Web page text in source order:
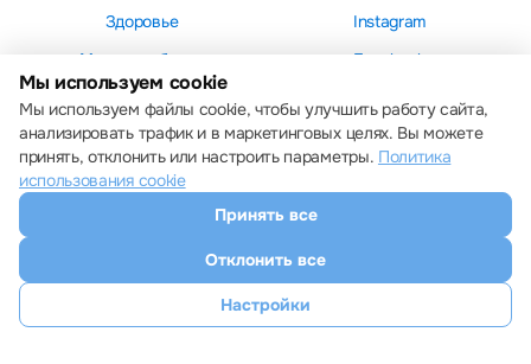
Здоровье
Мама и ребенок
Красота
Instagram
Facebook
Все права защищены © 2013 – 2026 Farmacie.md
Скачайте наше приложение
Настройки cookie
Мы используем cookie
Мы используем файлы cookie, чтобы улучшить работу сайта,
анализировать трафик и в маркетинговых целях. Вы можете
принять, отклонить или настроить параметры. Политика
использования cookie
Принять все
Отклонить все
Настройки